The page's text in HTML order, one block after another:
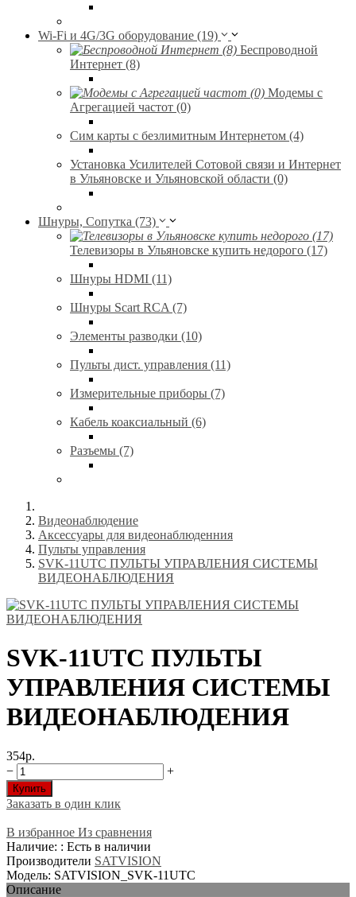
Wi-Fi и 4G/3G оборудование (19)
Беспроводной
Интернет (8)
Модемы с
Агрегацией частот (0)
Сим карты с безлимитным Интернетом (4)
Установка Усилителей Сотовой связи и Интернет
в Ульяновске и Ульяновской области (0)
Шнуры, Сопутка (73)
Телевизоры в Ульяновске купить недорого (17)
Шнуры HDMI (11)
Шнуры Scart RCA (7)
Элементы разводки (10)
Пульты дист. управления (11)
Измерительные приборы (7)
Кабель коаксиальный (6)
Разъемы (7)
Видеонаблюдение
Аксессуары для видеонаблюденния
Пульты управления
SVK-11UTC ПУЛЬТЫ УПРАВЛЕНИЯ CИСТЕМЫ
ВИДЕОНАБЛЮДЕНИЯ
SVK-11UTC ПУЛЬТЫ
УПРАВЛЕНИЯ CИСТЕМЫ
ВИДЕОНАБЛЮДЕНИЯ
354р.
−
+
Купить
Заказать в один клик
В избранное Из сравнения
Наличие: : Есть в наличии
Производители SATVISION
Модель: SATVISION_SVK-11UTC
Описание